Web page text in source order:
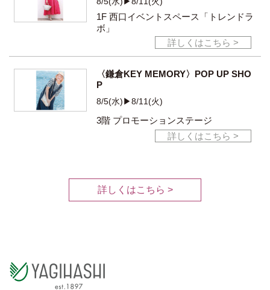
1F 西口イベントスペース 「トレンドラ
ボ」
詳しくはこちら >
〈鎌倉KEY MEMORY〉POP UP SHO
P
8/5(水)▶8/11(火)
3階 プロモーションステージ
詳しくはこちら >
詳しくはこちら >